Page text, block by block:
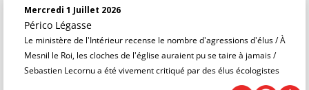
Mercredi 1 Juillet 2026
Périco Légasse
Le ministère de l'Intérieur recense le nombre d'agressions d'élus / À
Mesnil le Roi, les cloches de l'église auraient pu se taire à jamais /
Sebastien Lecornu a été vivement critiqué par des élus écologistes